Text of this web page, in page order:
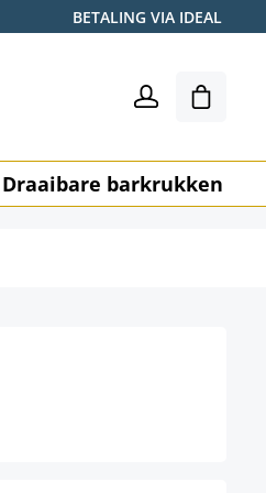
BETALING VIA IDEAL
Draaibare barkrukken